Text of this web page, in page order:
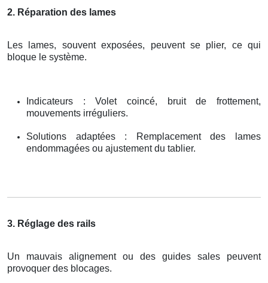
2. Réparation des lames
Les lames, souvent exposées, peuvent se plier, ce qui
bloque le système.
Indicateurs : Volet coincé, bruit de frottement,
mouvements irréguliers.
Solutions adaptées : Remplacement des lames
endommagées ou ajustement du tablier.
3. Réglage des rails
Un mauvais alignement ou des guides sales peuvent
provoquer des blocages.